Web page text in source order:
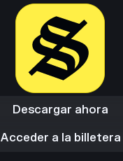
Descargar ahora
Descargar ahora
Acceder a la billetera
Acceder a la billetera